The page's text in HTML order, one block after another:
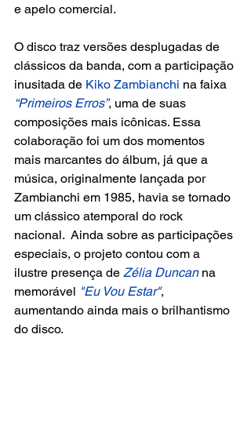
e apelo comercial.
O disco traz versões desplugadas de
clássicos da banda, com a participação
inusitada de Kiko Zambianchi na faixa
“Primeiros Erros”, uma de suas
composições mais icônicas. Essa
colaboração foi um dos momentos
mais marcantes do álbum, já que a
música, originalmente lançada por
Zambianchi em 1985, havia se tornado
um clássico atemporal do rock
nacional.  Ainda sobre as participações
especiais, o projeto contou com a
ilustre presença de Zélia Duncan na
memorável "Eu Vou Estar",
aumentando ainda mais o brilhantismo
do disco.